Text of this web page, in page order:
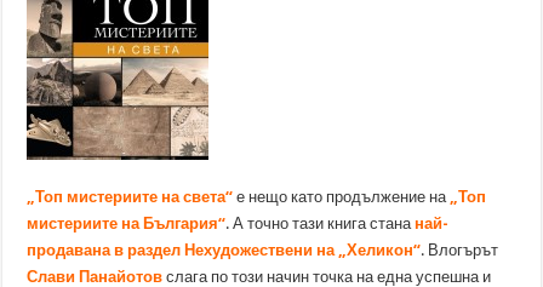
„Топ мистериите на света“ е нещо като продължение на „Топ
мистериите на България“. А точно тази книга стананай-
продавана в раздел Нехудожествени на „Хеликон“. Влогърът
Слави Панайотов слага по този начин точка на една успешна и